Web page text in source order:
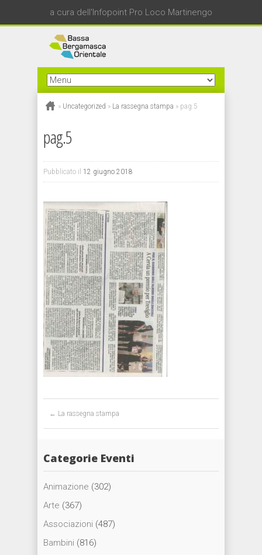
a cura dell'Infopoint Pro Loco Martinengo
» Uncategorized » La rassegna stampa » pag.5
pag.5
Pubblicato il 12 giugno 2018
← La rassegna stampa
Categorie Eventi
Animazione (302)
Arte (367)
Associazioni (487)
Bambini (816)